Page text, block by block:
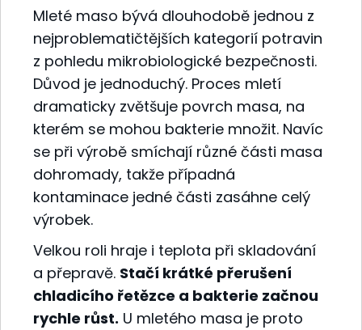
Mleté maso bývá dlouhodobě jednou z
nejproblematičtějších kategorií potravin
z pohledu mikrobiologické bezpečnosti.
Důvod je jednoduchý. Proces mletí
dramaticky zvětšuje povrch masa, na
kterém se mohou bakterie množit. Navíc
se při výrobě smíchají různé části masa
dohromady, takže případná
kontaminace jedné části zasáhne celý
výrobek.
Velkou roli hraje i teplota při skladování
a přepravě. Stačí krátké přerušení
chladicího řetězce a bakterie začnou
rychle růst. U mletého masa je proto